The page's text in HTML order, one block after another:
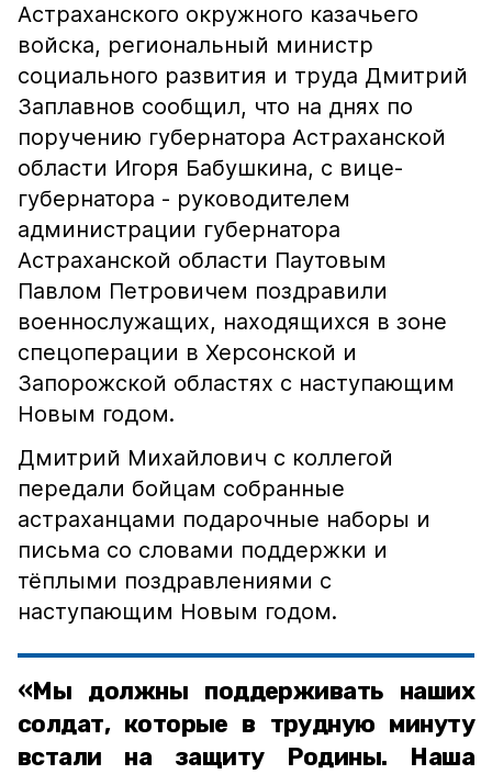
Астраханского окружного казачьего
войска, региональный министр
социального развития и труда Дмитрий
Заплавнов сообщил, что на днях по
поручению губернатора Астраханской
области Игоря Бабушкина, с вице-
губернатора - руководителем
администрации губернатора
Астраханской области Паутовым
Павлом Петровичем поздравили
военнослужащих, находящихся в зоне
спецоперации в Херсонской и
Запорожской областях с наступающим
Новым годом.
Дмитрий Михайлович с коллегой
передали бойцам собранные
астраханцами подарочные наборы и
письма со словами поддержки и
тёплыми поздравлениями с
наступающим Новым годом.
«Мы должны поддерживать наших
солдат, которые в трудную минуту
встали на защиту Родины. Наша